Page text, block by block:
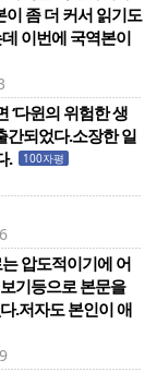
좀 더 커서 읽기도
이번에 국역본이
‘다윈의 위험한 생
간되었다.소장한 일
.
100자평
압도적이기에 어
기등으로 본문을
.저자도 본인이 애